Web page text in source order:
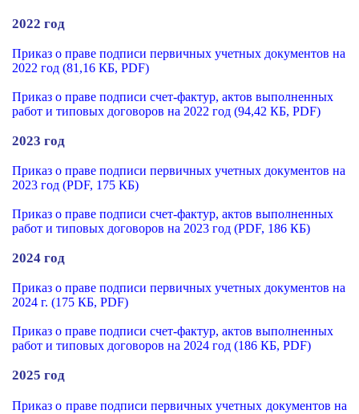
2022 год
Приказ о праве подписи первичных учетных документов на
2022 год (81,16 КБ, PDF)
Приказ о праве подписи счет-фактур, актов выполненных
работ и типовых договоров на 2022 год (94,42 КБ, PDF)
2023 год
Приказ о праве подписи первичных учетных документов на
2023 год (PDF, 175 КБ)
Приказ о праве подписи счет-фактур, актов выполненных
работ и типовых договоров на 2023 год (PDF, 186 КБ)
2024 год
Приказ о праве подписи первичных учетных документов на
2024 г. (175 КБ, PDF)
Приказ о праве подписи счет-фактур, актов выполненных
работ и типовых договоров на 2024 год (186 КБ, PDF)
2025 год
Приказ о праве подписи первичных учетных документов на